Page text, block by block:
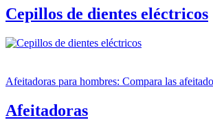
Cepillos de dientes eléctricos
Afeitadoras para hombres: Compara las
Afeitadoras